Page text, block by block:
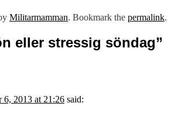
Militarmamman. Bookmark the permalink.
eller stressig söndag”
6, 2013 at 21:26 said: